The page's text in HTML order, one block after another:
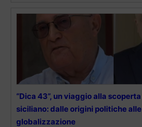
“Dica 43”, un viaggio alla
siciliano: dalle origini politiche
globalizzazione